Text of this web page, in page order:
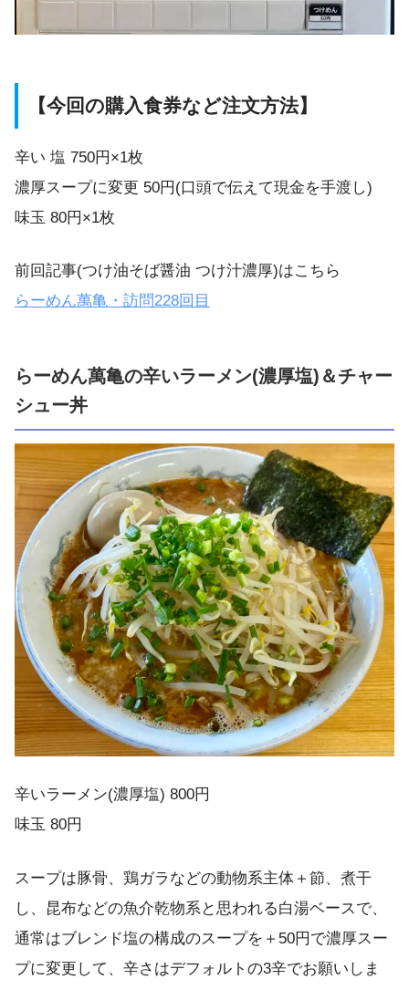
【今回の購入食券など注文方法】
辛い 塩 750円×1枚
濃厚スープに変更 50円(口頭で伝えて現金を手渡し)
味玉 80円×1枚
前回記事(つけ油そば醤油 つけ汁濃厚)はこちら
らーめん萬亀・訪問228回目
らーめん萬亀の辛いラーメン(濃厚塩)＆チャー
シュー丼
辛いラーメン(濃厚塩) 800円
味玉 80円
スープは豚骨、鶏ガラなどの動物系主体＋節、煮干
し、昆布などの魚介乾物系と思われる白湯ベースで、
通常はブレンド塩の構成のスープを＋50円で濃厚スー
プに変更して、辛さはデフォルトの3辛でお願いしま